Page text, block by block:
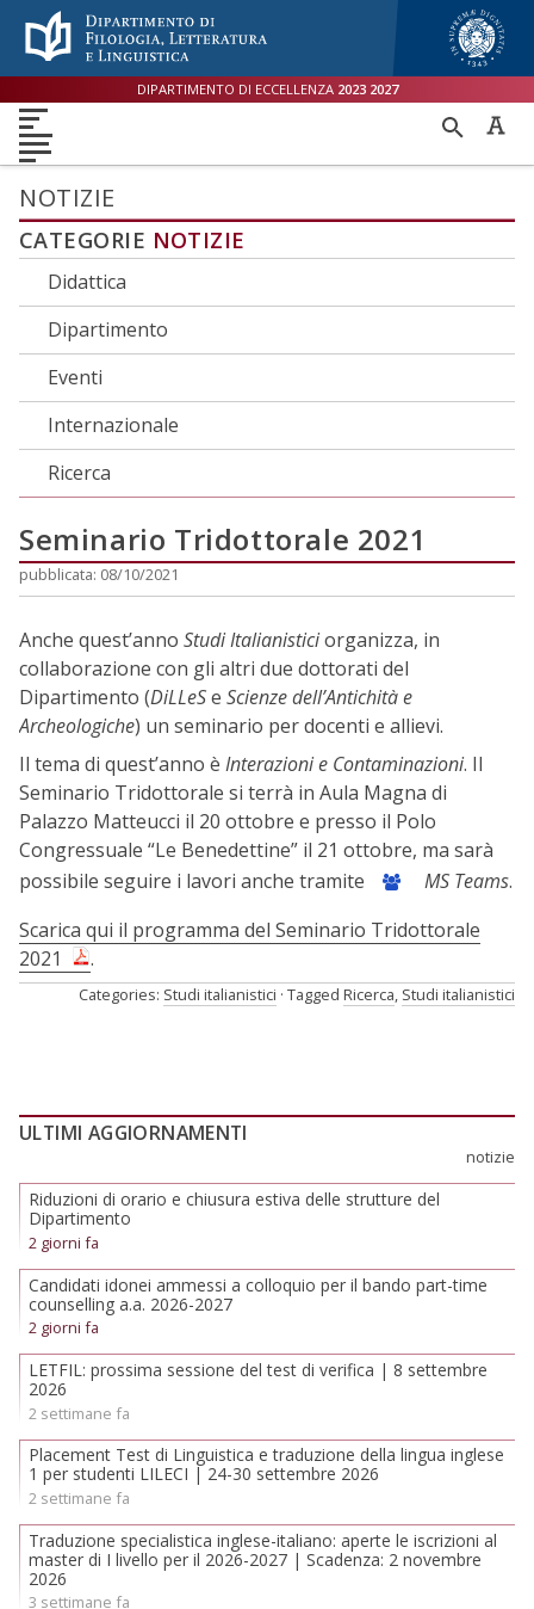
Menù accessibilità
to main menu
to content
DIPARTIMENTO DI ECCELLENZA 2023 2027
NOTIZIE
CATEGORIE NOTIZIE
Didattica
Dipartimento
Eventi
Internazionale
Ricerca
Seminario Tridottorale 2021
pubblicata: 08/10/2021
Anche quest’anno Studi Italianisticiorganizza, in
collaborazione con gli altri due dottorati del
Dipartimento (DiLLeSe Scienze dell’Antichità e
Archeologiche) un seminario per docenti e allievi.
Il tema di quest’anno è Interazioni e Contaminazioni. Il
Seminario Tridottorale si terrà in Aula Magna di
Palazzo Matteucci il 20 ottobre e presso il Polo
Congressuale “Le Benedettine” il 21 ottobre, ma sarà
possibile seguire i lavori anche tramite
MS Teams.
Scarica qui il programma del Seminario Tridottorale
2021
.
Categories: Studi italianistici Tagged Ricerca Studi italianistici
ULTIMI AGGIORNAMENTI
notizie
Riduzioni di orario e chiusura estiva delle strutture del
Dipartimento
2 giorni fa
Candidati idonei ammessi a colloquio per il bando part-time
counselling a.a. 2026-2027
2 giorni fa
LETFIL: prossima sessione del test di verifica | 8 settembre
2026
2 settimane fa
Placement Test di Linguistica e traduzione della lingua inglese
1 per studenti LILECI | 24-30 settembre 2026
2 settimane fa
Traduzione specialistica inglese-italiano: aperte le iscrizioni al
master di I livello per il 2026-2027 | Scadenza: 2 novembre
2026
3 settimane fa